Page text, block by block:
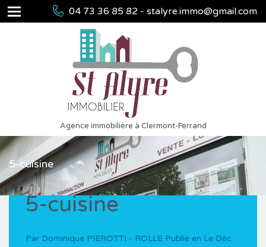
04 73 36 85 82 - stalyre.immo@gmail.com
Agence immobilière à Clermont-Ferrand
5-cuisine
5-cuisine
Par Dominique PIEROTTI - ROLLE Publié en Le Déc